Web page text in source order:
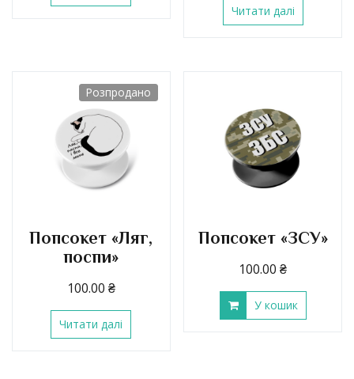
Читати далі
Розпродано
Попсокет «Ляг,
поспи»
100.00 ₴
Читати далі
Попсокет «ЗСУ»
100.00₴
У кошик